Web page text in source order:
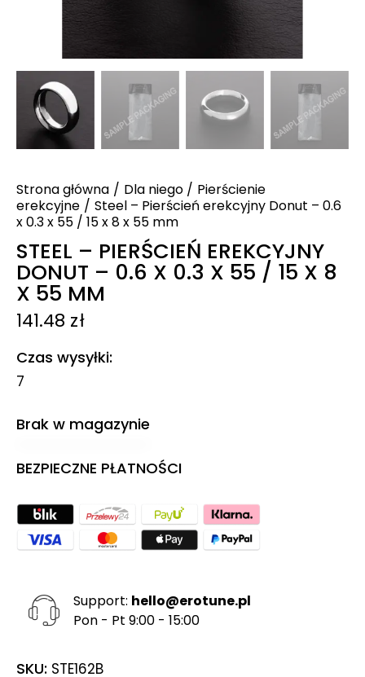
Strona główna Dla niego
Pierścienie
erekcyjne
Steel – Pierścień erekcyjny Donut – 0.6
x 0.3 x 55 / 15 x 8 x 55 mm
STEEL – PIERŚCIEŃ EREKCYJNY
DONUT – 0.6 X 0.3 X 55 / 15 X 8
X 55 MM
141.48 zł
Czas wysyłki
7
Brak w magazynie
BEZPIECZNE PŁATNOŚCI
Support: hello@erotune.pl
Pon - Pt 9:00 - 15:00
SKU: STE162B